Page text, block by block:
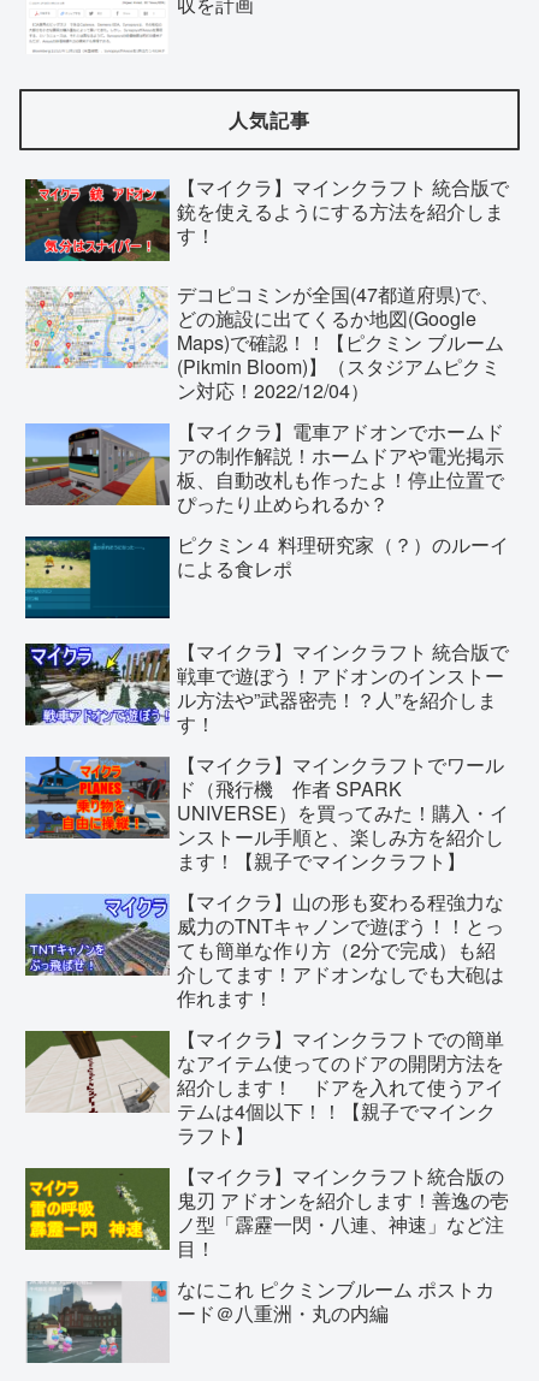
人気記事
【マイクラ】マインクラフト 統合版で
銃を使えるようにする方法を紹介しま
す！
デコピコミンが全国(47都道府県)で、
どの施設に出てくるか地図(Google
Maps)で確認！！【ピクミン ブルーム
(Pikmin Bloom)】（スタジアムピクミ
ン対応！2022/12/04）
【マイクラ】電車アドオンでホームド
アの制作解説！ホームドアや電光掲示
板、自動改札も作ったよ！停止位置で
ぴったり止められるか？
ピクミン４ 料理研究家（？）のルーイ
による食レポ
【マイクラ】マインクラフト 統合版で
戦車で遊ぼう！アドオンのインストー
ル方法や”武器密売！？人”を紹介しま
す！
【マイクラ】マインクラフトでワール
ド（飛行機 作者 SPARK
UNIVERSE）を買ってみた！購入・イ
ンストール手順と、楽しみ方を紹介し
ます！【親子でマインクラフト】
【マイクラ】山の形も変わる程強力な
威力のTNTキャノンで遊ぼう！！とっ
ても簡単な作り方（2分で完成）も紹
介してます！アドオンなしでも大砲は
作れます！
【マイクラ】マインクラフトでの簡単
なアイテム使ってのドアの開閉方法を
紹介します！ ドアを入れて使うアイ
テムは4個以下！！【親子でマインク
ラフト】
【マイクラ】マインクラフト統合版の
鬼刃 アドオンを紹介します！善逸の壱
ノ型「霹靂一閃・八連、神速」など注
目！
なにこれ ピクミンブルーム ポストカ
ード＠八重洲・丸の内編